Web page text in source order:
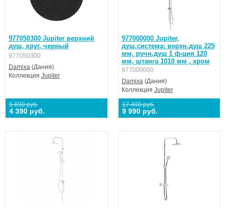
977050300 Jupiter верхний
душ, круг, черный
977050300
Damixa (Дания)
Коллекция Jupiter
5 690 руб.
4 390 руб.
977000000 Jupiter,
душ.система: верхн.душ 225
мм, ручн.душ 1 ф-ция 120
мм, штанга 1010 мм , хром
977000000
Damixa(Дания)
Коллекция Jupiter
17 490 руб.
9 990 руб.